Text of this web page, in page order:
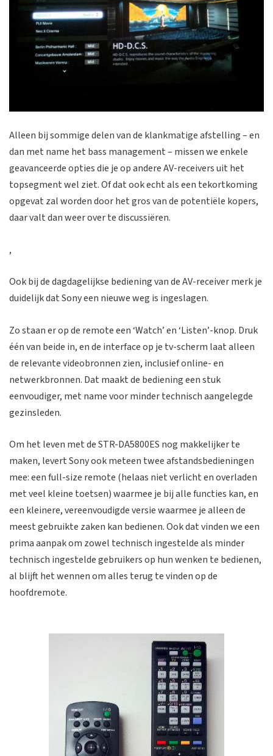
Alleen bij sommige delen van de klankmatige afstelling – en
dan met name het bass management – missen we enkele
geavanceerde opties die je op andere AV-receivers uit het
topsegment wel ziet. Of dat ook echt als een tekortkoming
opgevat zal worden door het gros van de potentiële kopers,
daar valt dan weer over te discussiëren.
,
Ook bij de dagdagelijkse bediening van de AV-receiver merk je
duidelijk dat Sony een nieuwe weg is ingeslagen.
Zo staan er op de remote een ‘Watch’ en ‘Listen’-knop. Druk
één van beide in, en de interface op je tv-scherm laat alleen
de relevante videobronnen zien, inclusief online- en
netwerkbronnen. Dat maakt de bediening een stuk
eenvoudiger, met name voor minder technisch aangelegde
gezinsleden.
Om het leven met de STR-DA5800ES nog makkelijker te
maken, levert Sony ook meteen twee afstandsbedieningen
mee: een full-size remote (helaas niet verlicht en overladen
met veel kleine toetsen) waarmee je bij alle functies kan, en
een kleinere, vereenvoudigde versie waarmee je alleen de
meest gebruikte zaken kan bedienen. Ook dat vinden we een
prima aanpak om zowel technisch ingestelde als minder
technisch ingestelde gebruikers op hun wenken te bedienen,
al blijft het wennen om alles terug te vinden op de
hoofdremote.